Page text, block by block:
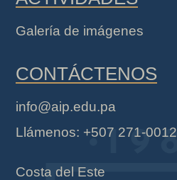
Galería de imágenes
CONTÁCTENOS
info@aip.edu.pa
Llámenos: +507 271-0012
Costa del Este